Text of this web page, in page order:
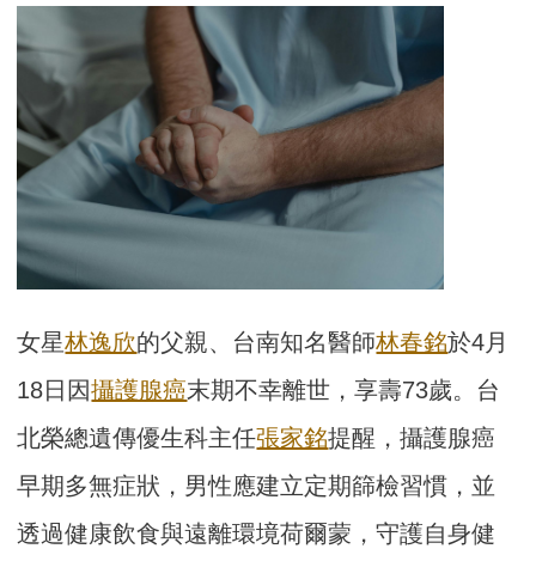
女星林逸欣的父親、台南知名醫師林春銘於4月
18日因攝護腺癌末期不幸離世，享壽73歲。台
北榮總遺傳優生科主任張家銘提醒，攝護腺癌
早期多無症狀，男性應建立定期篩檢習慣，並
透過健康飲食與遠離環境荷爾蒙，守護自身健